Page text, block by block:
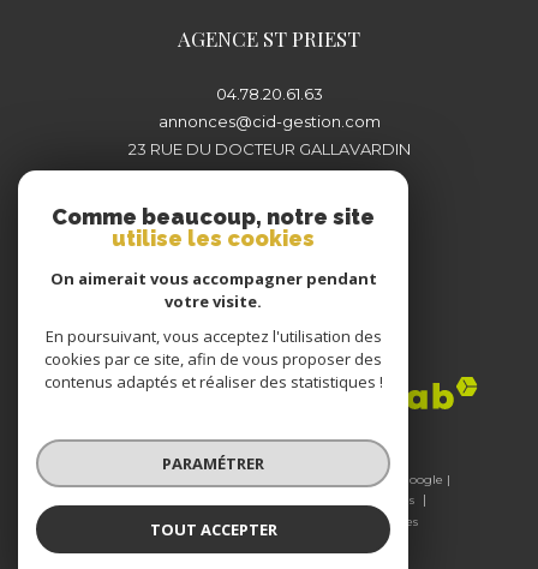
AGENCE ST PRIEST
04.78.20.61.63
annonces@cid-gestion.com
23 RUE DU DOCTEUR GALLAVARDIN
69800 SAINT-PRIEST
Adhérents
© 2026 | Tous droits réservés | Traduction powered by Google |
Mentions légales
Admin
Nos liens Politique RGPD Cookies
Comme beaucoup, notre site
utilise les cookies
On aimerait vous accompagner pendant
votre visite.
En poursuivant, vous acceptez l'utilisation des
cookies par ce site, afin de vous proposer des
contenus adaptés et réaliser des statistiques !
PARAMÉTRER
TOUT ACCEPTER